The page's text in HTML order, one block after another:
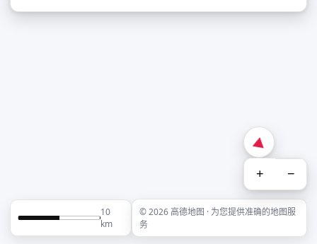
+ −
10
km
© 2026 高德地图 · 为您提供准确的地图服
务